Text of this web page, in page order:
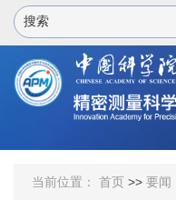
当前位置： 首页 >> 要闻